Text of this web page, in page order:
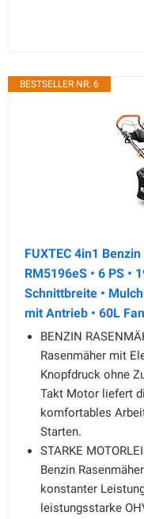
BESTSELLER NR. 6
FUXTEC 4in1
RM5196eS • 6 PS •
Schnittbreite •
mit Antrieb • 60L
BENZIN
Rasenmäher mit
Knopfdruck ohne
Takt Motor liefert
komfortables
Starten.
STARKE
Benzin
konstanter
leistungsstarke